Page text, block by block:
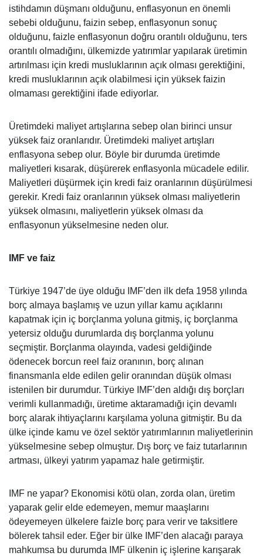
istihdamın düşmanı olduğunu, enflasyonun en önemli
sebebi olduğunu, faizin sebep, enflasyonun sonuç
olduğunu, faizle enflasyonun doğru orantılı olduğunu, ters
orantılı olmadığını, ülkemizde yatırımlar yapılarak üretimin
artırılması için kredi musluklarının açık olması gerektiğini,
kredi musluklarının açık olabilmesi için yüksek faizin
olmaması gerektiğini ifade ediyorlar.
Üretimdeki maliyet artışlarına sebep olan birinci unsur
yüksek faiz oranlarıdır. Üretimdeki maliyet artışları
enflasyona sebep olur. Böyle bir durumda üretimde
maliyetleri kısarak, düşürerek enflasyonla mücadele edilir.
Maliyetleri düşürmek için kredi faiz oranlarının düşürülmesi
gerekir. Kredi faiz oranlarının yüksek olması maliyetlerin
yüksek olmasını, maliyetlerin yüksek olması da
enflasyonun yükselmesine neden olur.
IMF ve faiz
Türkiye 1947’de üye olduğu IMF’den ilk defa 1958 yılında
borç almaya başlamış ve uzun yıllar kamu açıklarını
kapatmak için iç borçlanma yoluna gitmiş, iç borçlanma
yetersiz olduğu durumlarda dış borçlanma yolunu
seçmiştir. Borçlanma olayında, vadesi geldiğinde
ödenecek borcun reel faiz oranının, borç alınan
finansmanla elde edilen gelir oranından düşük olması
istenilen bir durumdur. Türkiye IMF’den aldığı dış borçları
verimli kullanmadığı, üretime aktaramadığı için devamlı
borç alarak ihtiyaçlarını karşılama yoluna gitmiştir. Bu da
ülke içinde kamu ve özel sektör yatırımlarının maliyetlerinin
yükselmesine sebep olmuştur. Dış borç ve faiz tutarlarının
artması, ülkeyi yatırım yapamaz hale getirmiştir.
IMF ne yapar? Ekonomisi kötü olan, zorda olan, üretim
yaparak gelir elde edemeyen, memur maaşlarını
ödeyemeyen ülkelere faizle borç para verir ve taksitlere
bölerek tahsil eder. Eğer bir ülke IMF’den alacağı paraya
mahkumsa bu durumda IMF ülkenin iç işlerine karışarak